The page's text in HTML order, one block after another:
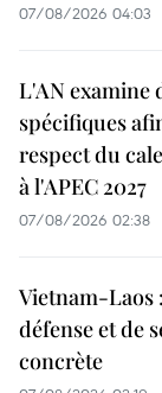
07/08/2026 04:03
L'AN examine
spécifiques
respect du
à l'APEC 2027
07/08/2026 02:38
Vietnam-Laos
défense et de
concrète